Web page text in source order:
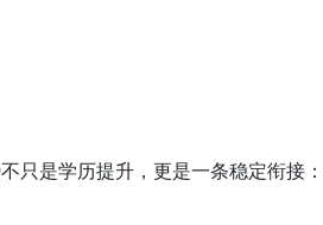
只是学历提升，更是一条稳定衔接：